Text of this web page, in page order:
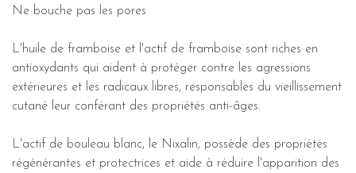
Ne bouche pas les pores
L'huile de framboise et l'actif de framboise sont riches en
antioxydants qui aident à protéger contre les agressions
extérieures et les radicaux libres, responsables du vieillissement
cutané leur conférant des propriétés anti-âges.
L'actif de bouleau blanc, le Nixalin, possède des propriétés
régénérantes et protectrices et aide à réduire l'apparition des